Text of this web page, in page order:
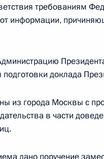
Президента
Воробьев
приёму граждан в
требованиям
информации,
доклада
из города Москвы с
в части